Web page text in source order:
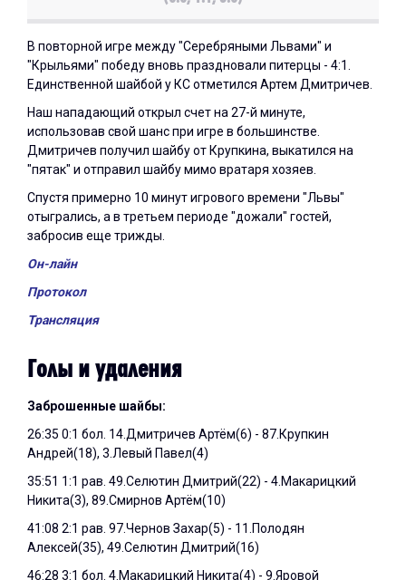
В повторной игре между "Серебряными Львами" и
"Крыльями" победу вновь праздновали питерцы - 4:1.
Единственной шайбой у КС отметился Артем Дмитричев.
Наш нападающий открыл счет на 27-й минуте,
использовав свой шанс при игре в большинстве.
Дмитричев получил шайбу от Крупкина, выкатился на
"пятак" и отправил шайбу мимо вратаря хозяев.
Спустя примерно 10 минут игрового времени "Львы"
отыгрались, а в третьем периоде "дожали" гостей,
забросив еще трижды.
Он-лайн
Протокол
Трансляция
Голы и удаления
Заброшенные шайбы:
26:35 0:1 бол. 14.Дмитричев Артём(6) - 87.Крупкин
Андрей(18), 3.Левый Павел(4)
35:51 1:1 рав. 49.Селютин Дмитрий(22) - 4.Макарицкий
Никита(3), 89.Смирнов Артём(10)
41:08 2:1 рав. 97.Чернов Захар(5) - 11.Полодян
Алексей(35), 49.Селютин Дмитрий(16)
46:28 3:1 бол. 4.Макарицкий Никита(4) - 9.Яровой